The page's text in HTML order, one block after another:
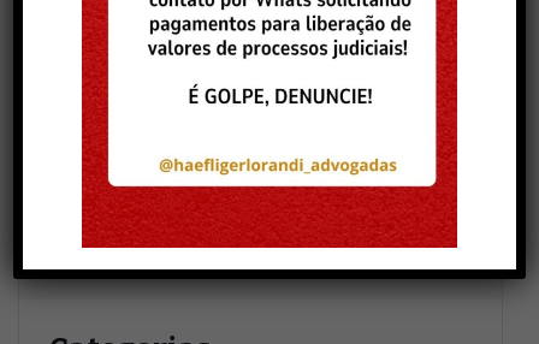
Comentários
Arquivos